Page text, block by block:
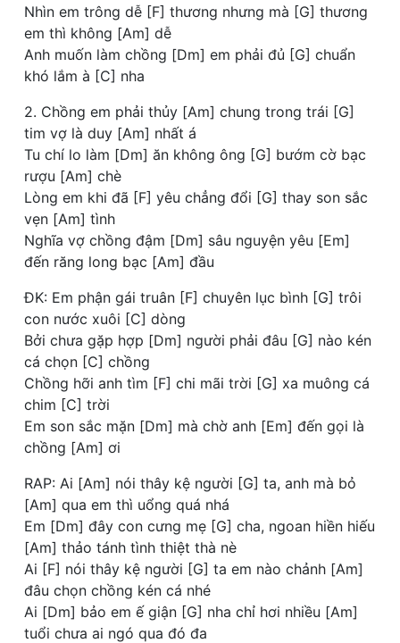
Nhìn em trông dễ [F] thương nhưng mà [G] thương
em thì không [Am] dễ
Anh muốn làm chồng [Dm] em phải đủ [G] chuẩn
khó lắm à [C] nha
2. Chồng em phải thủy [Am] chung trong trái [G]
tim vợ là duy [Am] nhất á
Tu chí lo làm [Dm] ăn không ông [G] bướm cờ bạc
rượu [Am] chè
Lòng em khi đã [F] yêu chẳng đổi [G] thay son sắc
vẹn [Am] tình
Nghĩa vợ chồng đậm [Dm] sâu nguyện yêu [Em]
đến răng long bạc [Am] đầu
ĐK: Em phận gái truân [F] chuyên lục bình [G] trôi
con nước xuôi [C] dòng
Bởi chưa gặp hợp [Dm] người phải đâu [G] nào kén
cá chọn [C] chồng
Chồng hỡi anh tìm [F] chi mãi trời [G] xa muông cá
chim [C] trời
Em son sắc mặn [Dm] mà chờ anh [Em] đến gọi là
chồng [Am] ơi
RAP: Ai [Am] nói thây kệ người [G] ta, anh mà bỏ
[Am] qua em thì uổng quá nhá
Em [Dm] đây con cưng mẹ [G] cha, ngoan hiền hiếu
[Am] thảo tánh tình thiệt thà nè
Ai [F] nói thây kệ người [G] ta em nào chảnh [Am]
đâu chọn chồng kén cá nhé
Ai [Dm] bảo em ế giận [G] nha chỉ hơi nhiều [Am]
tuổi chưa ai ngó qua đó đa